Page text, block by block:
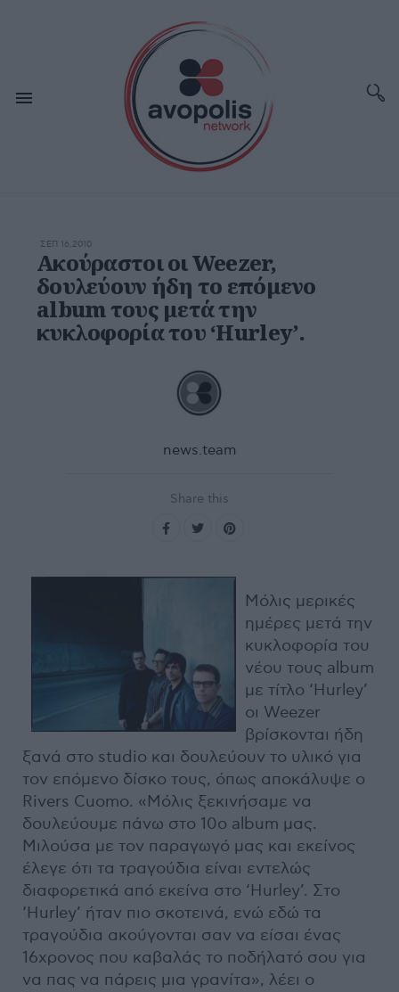
ΣΕΠ 16,2010
Ακούραστοι οι Weezer,
δουλεύουν ήδη το επόμενο
album τους μετά την
κυκλοφορία του ‘Hurley’.
news.team
Share this
Μόλις μερικές
ημέρες μετά την
κυκλοφορία του
νέου τους album
με τίτλο ‘Hurley’
οι Weezer
βρίσκονται ήδη
ξανά στο studio και δουλεύουν το υλικό για
τον επόμενο δίσκο τους, όπως αποκάλυψε ο
Rivers Cuomo. «Μόλις ξεκινήσαμε να
δουλεύουμε πάνω στο 10ο album μας.
Μιλούσα με τον παραγωγό μας και εκείνος
έλεγε ότι τα τραγούδια είναι εντελώς
διαφορετικά από εκείνα στο ‘Hurley’. Στο
‘Hurley’ ήταν πιο σκοτεινά, ενώ εδώ τα
τραγούδια ακούγονται σαν να είσαι ένας
16χρονος που καβαλάς το ποδήλατό σου για
να πας να πάρεις μια γρανίτα», λέει ο